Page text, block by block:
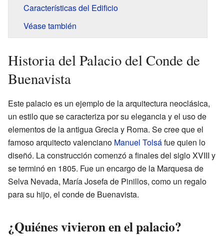
Características del Edificio
Véase también
Historia del Palacio del Conde de
Buenavista
Este palacio es un ejemplo de la arquitectura neoclásica,
un estilo que se caracteriza por su elegancia y el uso de
elementos de la antigua Grecia y Roma. Se cree que el
famoso arquitecto valenciano Manuel Tolsáfue quien lo
diseñó. La construcción comenzó a finales del siglo XVIII y
se terminó en 1805. Fue un encargo de la Marquesa de
Selva Nevada, María Josefa de Pinillos, como un regalo
para su hijo, el conde de Buenavista.
¿Quiénes vivieron en el palacio?